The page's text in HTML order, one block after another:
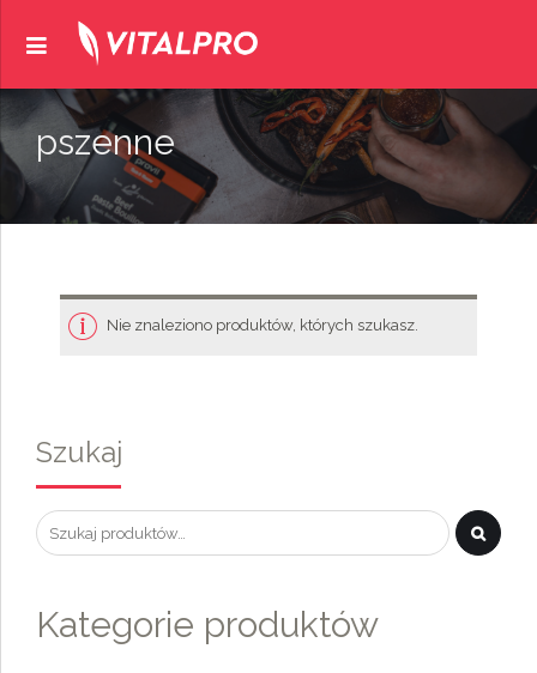
pszenne
Nie znaleziono produktów, których szukasz.
Szukaj
Kategorie produktów